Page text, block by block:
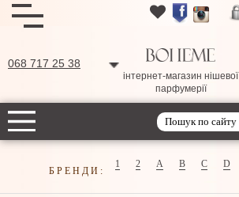
068 717 25 38
інтернет-магазин нішевої
парфумерії
БРЕНДИ:
1 2 A B C D